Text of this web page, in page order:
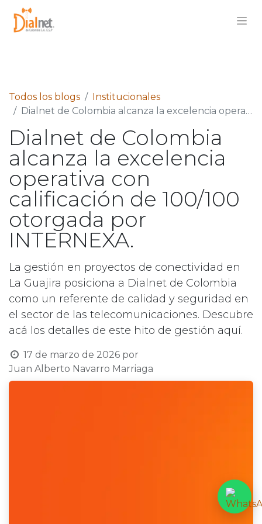
Todos los blogs
Institucionales
Dialnet de Colombia alcanza la excelencia operativa con calificación de 100/100 otorgada por INTERNEXA.
Dialnet de Colombia
alcanza la excelencia
operativa con
calificación de 100/100
otorgada por
INTERNEXA.
La gestión en proyectos de conectividad en
La Guajira posiciona a Dialnet de Colombia
como un referente de calidad y seguridad en
el sector de las telecomunicaciones. Descubre
acá los detalles de este hito de gestión aquí.
17 de marzo de 2026 por
Juan Alberto Navarro Marriaga